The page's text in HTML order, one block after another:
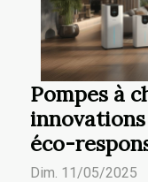
Pompes à
éco-
Dim. 11/05/2025